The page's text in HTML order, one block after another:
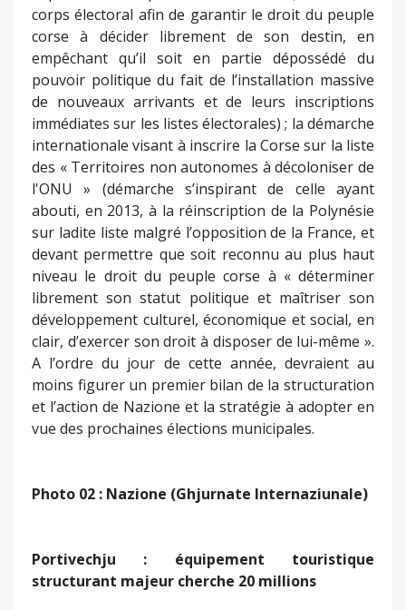
librement son statut politique et maîtriser son
développement culturel, économique et social, en
clair, d’exercer son droit à disposer de lui-même ».
A l’ordre du jour de cette année, devraient au
moins figurer un premier bilan de la structuration
et l’action de Nazione et la stratégie à adopter en
vue des prochaines élections municipales.
Photo 02 : Nazione (Ghjurnate Internaziunale)
Portivechju : équipement touristique
structurant majeur cherche 20 millions
Il y a quelques semaines, la Banque des territoires
a décidé sa participation à hauteur de 35 millions
d’euros au financement de l’extension du port de
plaisance de Portivechju. Cette décision permet la
poursuite des travaux engagés. Des financements
de l’aménagement du port dans une stratégie
bouclé. En effet, à ce jour, si l’on prend en compte
deux emprunts ayant été souscrits dans deux